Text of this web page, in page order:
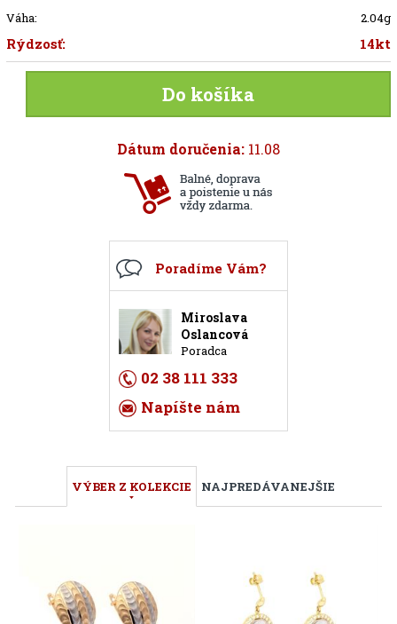
Váha:
2.04g
Rýdzosť: 14kt
Do košíka
Dátum doručenia: 11.08
Poradíme Vám?
Miroslava
Oslancová
Poradca
02 38 111 333
Napíšte nám
VÝBER Z KOLEKCIE NAJPREDÁVANEJŠIE